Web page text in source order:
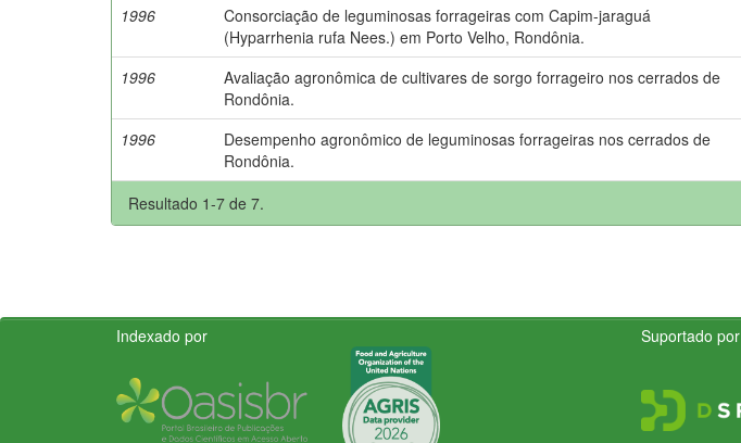
1996
Consorciação de leguminosas forrageiras com Capim-jaraguá
(Hyparrhenia rufa Nees.) em Porto Velho, Rondônia.
1996
Avaliação agronômica de cultivares de sorgo forrageiro nos cerrados de
Rondônia.
1996
Desempenho agronômico de leguminosas forrageiras nos cerrados de
Rondônia.
Resultado 1-7 de 7.
Indexado por Suportado por